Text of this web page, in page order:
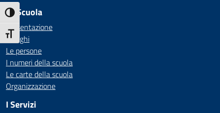
Attiva/disattiva alto contrasto
Attiva/disattiva dimensione testo
La Scuola
Presentazione
I luoghi
Le persone
I numeri della scuola
Le carte della scuola
Organizzazione
I Servizi